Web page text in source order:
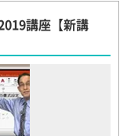
講座【新講